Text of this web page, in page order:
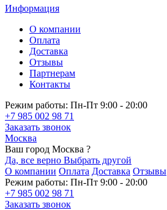
Информация
О компании
Оплата
Доставка
Отзывы
Партнерам
Контакты
Режим работы: Пн-Пт 9:00 - 20:00
+7 985 002 98 71
Заказать звонок
Москва
Ваш город Москва ?
Да, все верно Выбрать другой
О компании Оплата Доставка Отзывы
Режим работы: Пн-Пт 9:00 - 20:00
+7 985 002 98 71
Заказать звонок